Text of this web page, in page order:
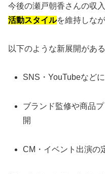
今後の瀬戸朝香さんの収入
活動スタイルを維持しなが
以下のような新展開があ
SNS・YouTubeなど
ブランド監修や商品
開
CM・イベント出演の